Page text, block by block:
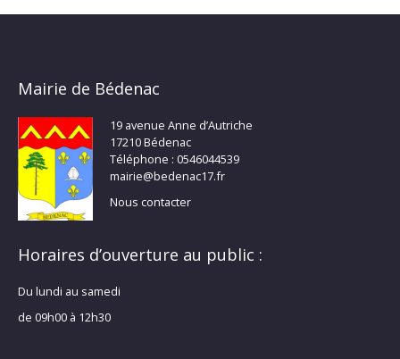
Mairie de Bédenac
19 avenue Anne d’Autriche
17210 Bédenac
Téléphone : 0546044539
mairie@bedenac17.fr
Nous contacter
Horaires d’ouverture au public :
Du lundi au samedi
de 09h00 à 12h30